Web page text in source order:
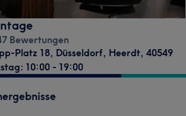
Bewertungen
Platz 18, Düsseldorf, Heerdt, 40549
10:00 - 19:00